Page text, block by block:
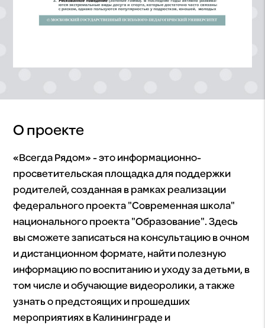
О проекте
«Всегда Рядом» - это информационно-
просветительская площадка для поддержки
родителей, созданная в рамках реализации
федерального проекта "Современная школа"
национального проекта "Образование". Здесь
вы сможете записаться на консультацию в очном
и дистанционном формате, найти полезную
информацию по воспитанию и уходу за детьми, в
том числе и обучающие видеоролики, а также
узнать о предстоящих и прошедших
мероприятиях в Калининграде и